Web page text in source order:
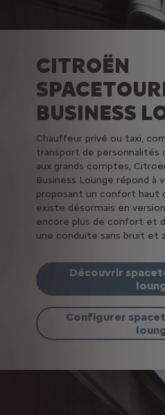
CITROËN
BUSINESS
Chauffeur privé ou taxi,
transport de personnalités
aux grands comptes,
Business Lounge répond à
proposant un confort haut
existe désormais en
encore plus de confort et
une conduite sans bruit et
Découvrir
Configurer